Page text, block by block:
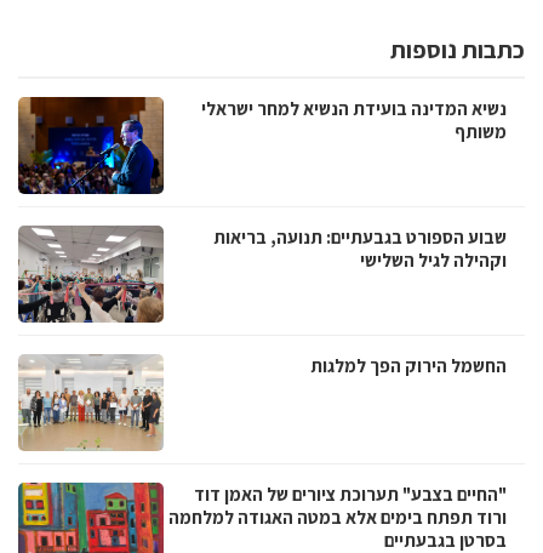
כתבות נוספות
נשיא המדינה בועידת הנשיא למחר ישראלי
משותף
שבוע הספורט בגבעתיים: תנועה, בריאות
וקהילה לגיל השלישי
החשמל הירוק הפך למלגות
"החיים בצבע" תערוכת ציורים של האמן דוד
ורוד תפתח בימים אלא במטה האגודה למלחמה
בסרטן בגבעתיים